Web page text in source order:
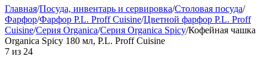
Главная/Посуда, инвентарь и сервировка/Столовая посуда/
Фарфор/Фарфор P.L. Proff Cuisine/Цветной фарфор P.L. Proff
Cuisine/Серия Organica/Серия Organica Spicy/Кофейная чашка
Organica Spicy 180 мл, P.L. Proff Cuisine
7 из 24